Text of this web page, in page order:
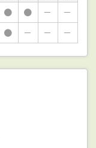
● ● －
－
● － － －